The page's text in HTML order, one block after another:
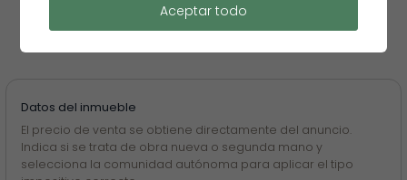
1 2 3
Datos del inmueble
El precio de venta se obtiene directamente del anuncio.
Indica si se trata de obra nueva o segunda mano y
selecciona la comunidad autónoma para aplicar el tipo
Aceptar todo